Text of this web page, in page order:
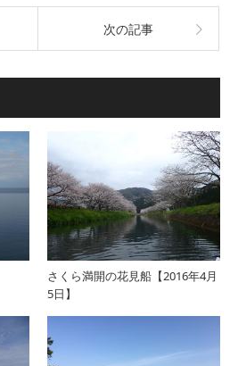
次の記事
さくら満開の花見船【2016年4月
5日】